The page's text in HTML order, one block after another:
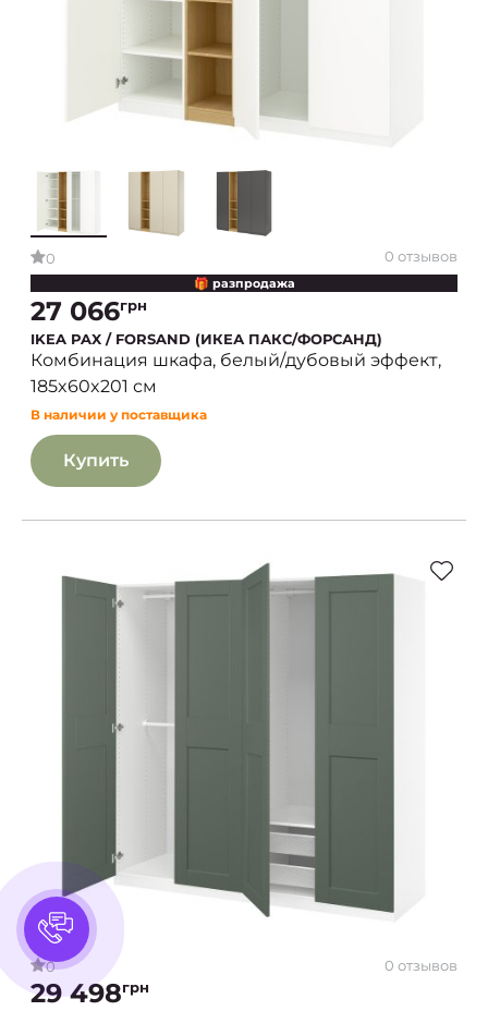
0 0 отзывов
🎁 разпродажа
27 066грн
IKEA PAX / FORSAND (ИКЕА ПАКС/ФОРСАНД)
Комбинация шкафа, белый/дубовый эффект,
185x60x201 см
В наличии у поставщика
Купить
0 0 отзывов
29 498грн